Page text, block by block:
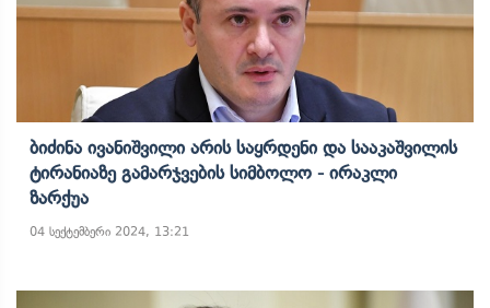
Ბიძინა Ივანიშვილი Არის Საყრდენი Და Სააკაშვილის
Ტირანიაზე Გამარჯვების Სიმბოლო - Ირაკლი
Ზარქუა
04 სექტემბერი 2024, 13:21